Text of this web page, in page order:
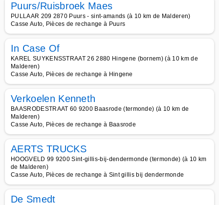
Puurs/Ruisbroek Maes
PULLAAR 209 2870 Puurs - sint-amands (à 10 km de Malderen)
Casse Auto, Pièces de rechange à Puurs
In Case Of
KAREL SUYKENSSTRAAT 26 2880 Hingene (bornem) (à 10 km de
Malderen)
Casse Auto, Pièces de rechange à Hingene
Verkoelen Kenneth
BAASRODESTRAAT 60 9200 Baasrode (termonde) (à 10 km de
Malderen)
Casse Auto, Pièces de rechange à Baasrode
AERTS TRUCKS
HOOGVELD 99 9200 Sint-gillis-bij-dendermonde (termonde) (à 10 km
de Malderen)
Casse Auto, Pièces de rechange à Sint gillis bij dendermonde
De Smedt